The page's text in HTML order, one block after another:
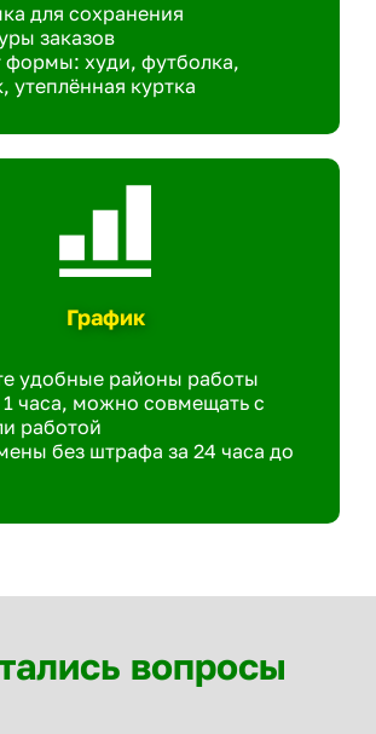
для сохранения
заказов
формы: худи, футболка,
утеплённая куртка
График
удобные районы работы
часа, можно совмещать с
работой
без штрафа за 24 часа до
вопросы